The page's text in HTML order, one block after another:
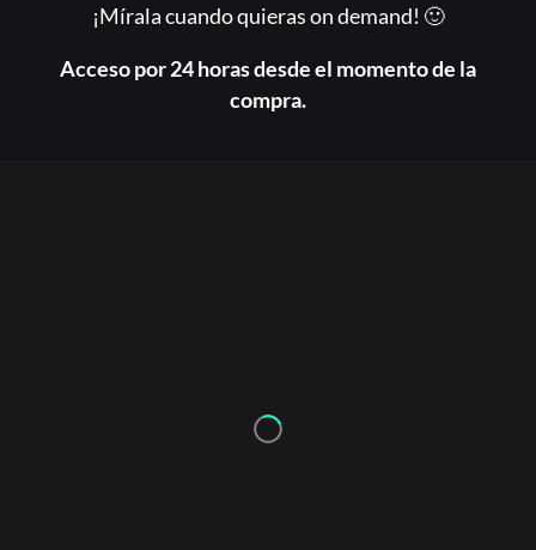
¡Mírala cuando quieras on demand! 🙂
Acceso por 24 horas desde el momento de la
compra.